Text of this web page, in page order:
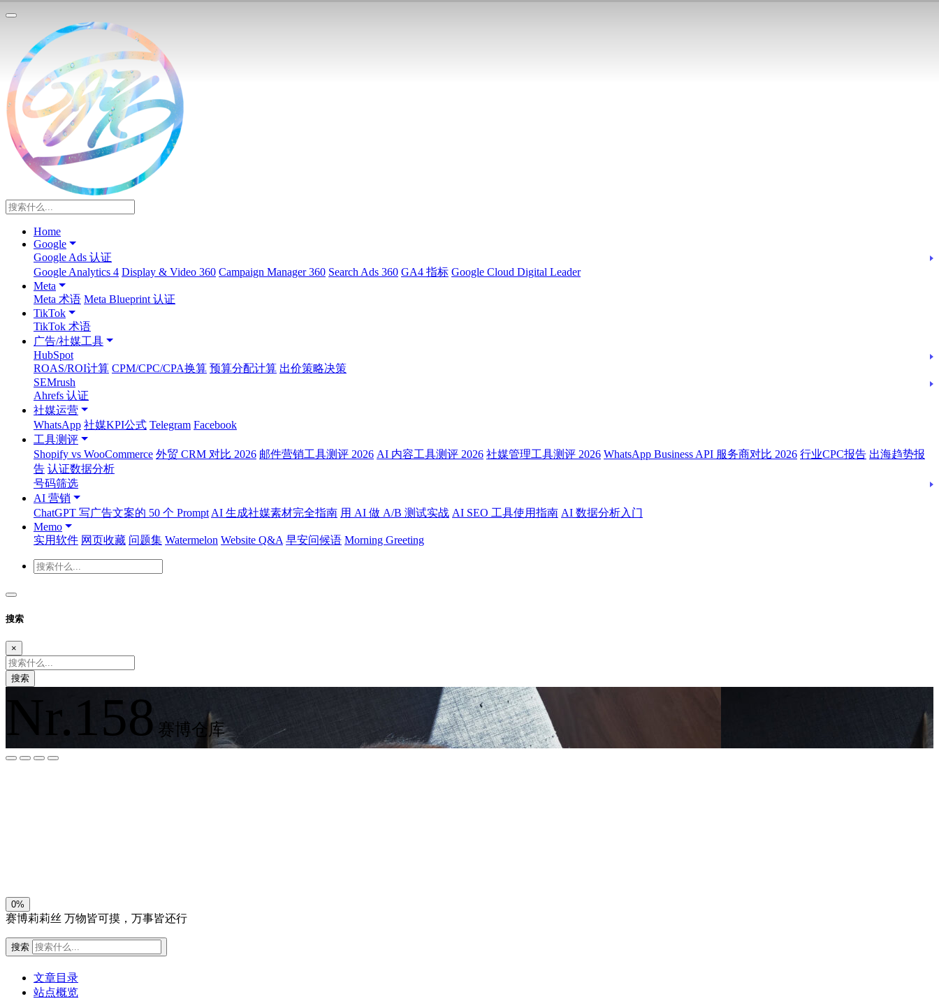
Home
Google
Google Ads 认证
Google Analytics 4 Display & Video 360 Campaign Manager 360 Search Ads 360 GA4 指标 Google Cloud Digital Leader
Meta
Meta 术语 Meta Blueprint 认证
TikTok
TikTok 术语
广告/社媒工具
HubSpot
ROAS/ROI计算 CPM/CPC/CPA换算 预算分配计算 出价策略决策
SEMrush
Ahrefs 认证
社媒运营
WhatsApp 社媒KPI公式 Telegram Facebook
工具测评
Shopify vs WooCommerce 外贸 CRM 对比 2026 邮件营销工具测评 2026 AI 内容工具测评 2026 社媒管理工具测评 2026 WhatsApp Business API 服务商对比 2026 行业CPC报告 出海趋势报
告 认证数据分析
号码筛选
AI 营销
ChatGPT 写广告文案的 50 个 Prompt AI 生成社媒素材完全指南 用 AI 做 A/B 测试实战 AI SEO 工具使用指南 AI 数据分析入门
Memo
实用软件 网页收藏 问题集 Watermelon Website Q&A 早安问候语 Morning Greeting
搜索
×
搜索
Nr.158 赛博仓库
0%
赛博莉莉丝 万物皆可摸，万事皆还行
搜索
文章目录
站点概览